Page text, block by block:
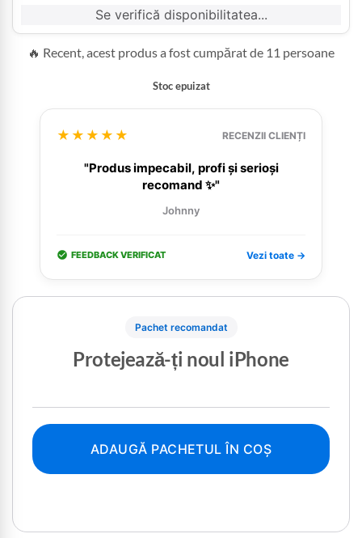
Se verifică disponibilitatea...
🔥 Recent, acest produs a fost cumpărat de 11 persoane
Stoc epuizat
★★★★★ RECENZII CLIENȚI
"Produs impecabil, profi și serioși
recomand ✨"
Johnny
FEEDBACK VERIFICAT Vezi toate →
Pachet recomandat
Protejează-ți noul iPhone
ADAUGĂ PACHETUL ÎN COȘ